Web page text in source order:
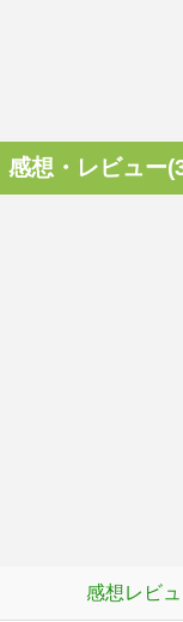
感想・レビュー
感想レビ